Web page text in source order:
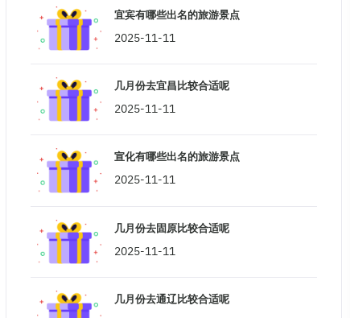
宜宾有哪些出名的旅游景点
2025-11-11
几月份去宜昌比较合适呢
2025-11-11
宣化有哪些出名的旅游景点
2025-11-11
几月份去固原比较合适呢
2025-11-11
几月份去通辽比较合适呢